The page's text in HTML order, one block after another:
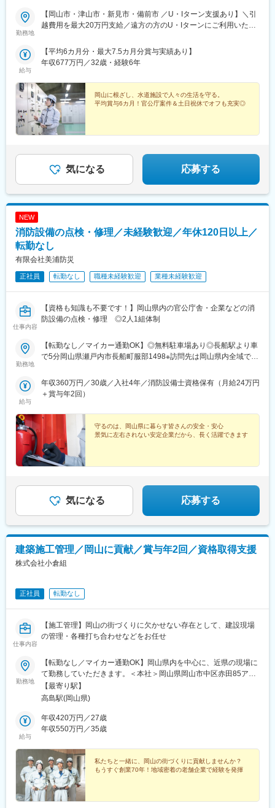
勤務地
【岡山市・津山市・新見市・備前市 ／U・Iターン支援あり】＼引
越費用を最大20万円支給／遠方の方のU・Iターンにご利用いただ
当支給など新生活も安心です◎★詳しくは面接などでご相談くだ
さい。■本社岡山県岡山市北区芳賀5320-1■津山営業所岡山県津山
坂根事業所岡山県備前市坂根379-1★自動車・バイク通勤OK★貸
与社用車での通勤もOK★受動喫煙対策：あり
給与
【平均6カ月分・最大7.5カ月分賞与実績あり】
年収677万円／32歳・経験6年
岡山に根ざし、水道施設で人々の生活を守る。
平均賞与6カ月！官公庁案件＆土日祝休でオフも充実◎
気になる 応募する
NEW
消防設備の点検・修理／未経験歓迎／年休120日以上／
転勤なし
有限会社美浦防災
正社員 転勤なし 職種未経験歓迎 業種未経験歓迎
仕事内容
【資格も知識も不要です！】岡山県内の官公庁舎・企業などの消
防設備の点検・修理 ◎2人1組体制
勤務地
【転勤なし／マイカー通勤OK】◎無料駐車場あり◎長船駅より車
で5分岡山県瀬戸内市長船町服部1498※訪問先は岡山県内全域です
給与
年収360万円／30歳／入社4年／消防設備士資格保有（月給24万円
＋賞与年2回）
守るのは、岡山県に暮らす皆さんの安全・安心
景気に左右されない安定企業だから、長く活躍できます
気になる 応募する
建築施工管理／岡山に貢献／賞与年2回／資格取得支援
株式会社小倉組
正社員 転勤なし
仕事内容
【施工管理】岡山の街づくりに欠かせない存在として、建設現場
の管理・各種打ち合わせなどをお任せ
勤務地
【転勤なし／マイカー通勤OK】岡山県内を中心に、近県の現場に
て勤務していただきます。＜本社＞岡山県岡山市中区赤田85アク
セス：JR「高島駅」より徒歩7分※受動喫煙対策：屋内全面禁煙
【最寄り駅】
高島駅(岡山県)
給与
年収420万円／27歳
年収550万円／35歳
私たちと一緒に、岡山の街づくりに貢献しませんか？
もうすぐ創業70年！地域密着の老舗企業で経験を発揮